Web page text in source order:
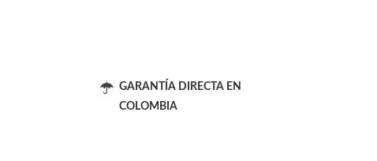
GARANTÍA DIRECTA EN
COLOMBIA